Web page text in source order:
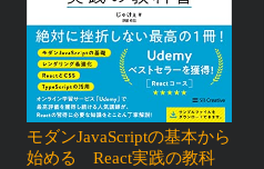
モダンJavaScriptの基本から
始める React実践の教科